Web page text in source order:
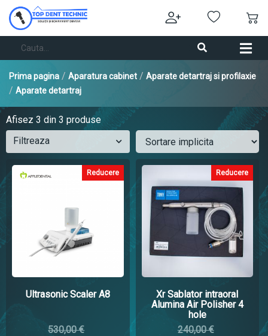
Prima pagina / Aparatura cabinet / Aparate detartraj si profilaxie
/ Aparate detartraj
Afisez 3 din 3 produse
Filtreaza
Reducere
Ultrasonic Scaler A8
530,00 €
Reducere
Xr Sablator intraoral
Alumina Air Polisher 4
hole
240,00 €